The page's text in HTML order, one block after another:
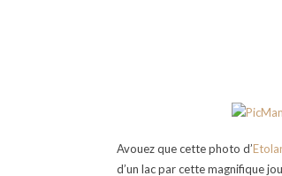
Avouez que cette photo d’
d’un lac par cette magnifique